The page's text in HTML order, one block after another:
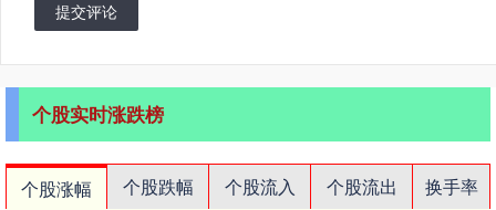
提交评论
个股实时涨跌榜
个股涨幅 个股跌幅 个股流入 个股流出
换手率